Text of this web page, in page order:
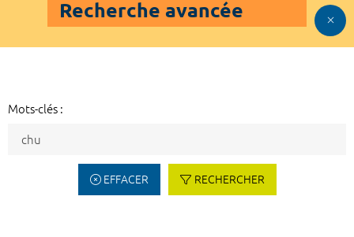
Recherche avancée
Mots-clés :
EFFACER RECHERCHER